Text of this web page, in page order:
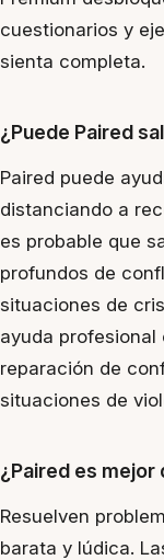
cuestionarios y
sienta completa.
¿Puede Paired
Paired puede
distanciando a
es probable que
profundos de
situaciones de
ayuda
reparación de
situaciones de
¿Paired es mejor
Resuelven
barata y lúdica.